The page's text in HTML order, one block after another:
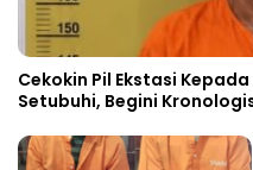
Cekokin Pil Ekstasi
Setubuhi, Begini